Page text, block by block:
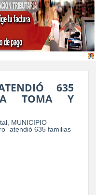
635
TOMA Y